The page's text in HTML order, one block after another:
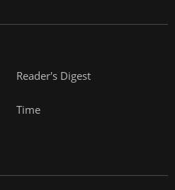
Reader's Digest
Time